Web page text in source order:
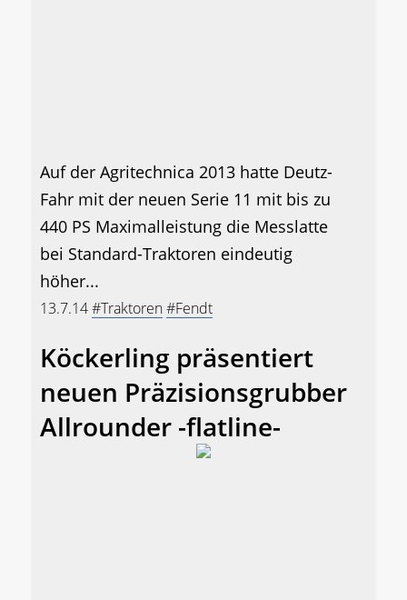
Auf der Agritechnica 2013 hatte Deutz-
Fahr mit der neuen Serie 11 mit bis zu
440 PS Maximalleistung die Messlatte
bei Standard-Traktoren eindeutig
höher...
13.7.14#Traktoren#Fendt
Köckerling präsentiert
neuen Präzisionsgrubber
Allrounder -flatline-